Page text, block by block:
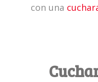
con una